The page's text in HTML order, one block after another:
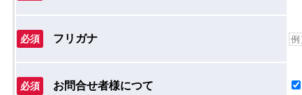
必須 フリガナ
必須 お問合せ者様につて